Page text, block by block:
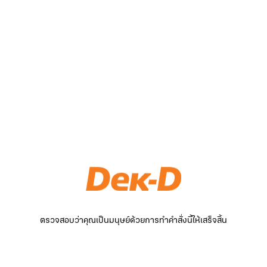
ตรวจสอบว่าคุณเป็นมนุษย์ด้วยการทำคำสั่งนี้ให้เสร็จสิ้น